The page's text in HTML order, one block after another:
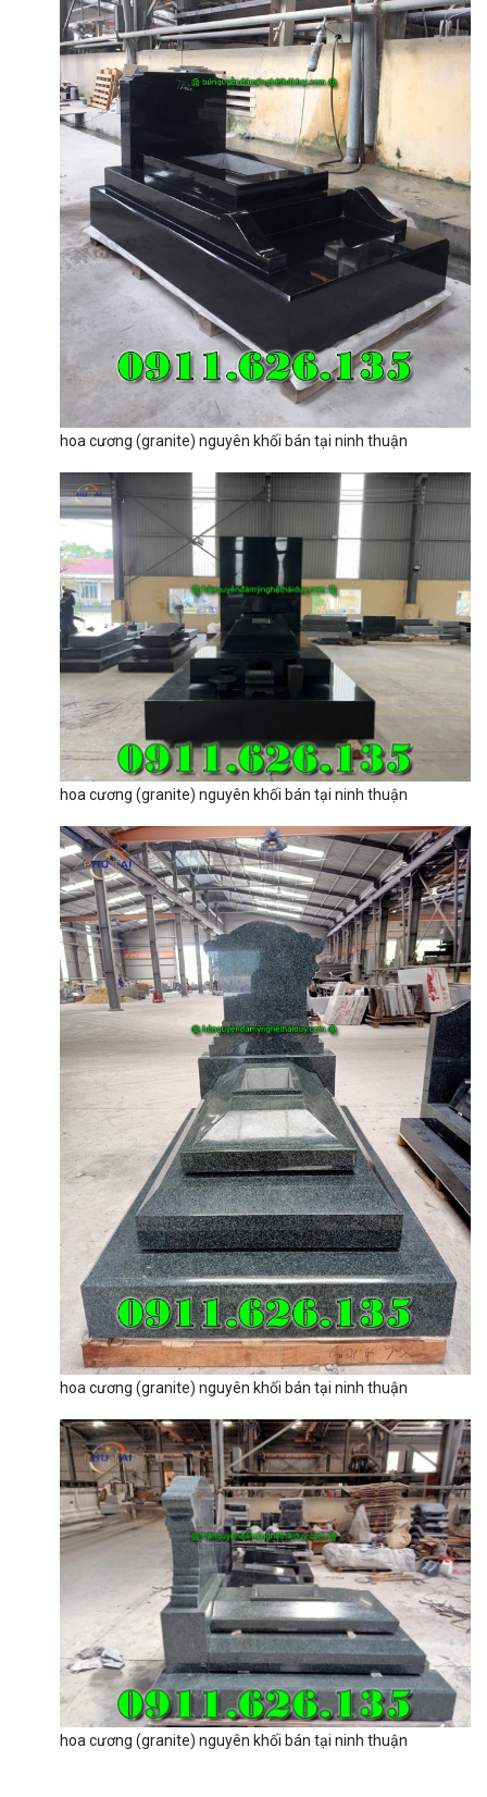
hoa cương (granite) nguyên khối bán tại ninh thuận
hoa cương (granite) nguyên khối bán tại ninh thuận
hoa cương (granite) nguyên khối bán tại ninh thuận
hoa cương (granite) nguyên khối bán tại ninh thuận